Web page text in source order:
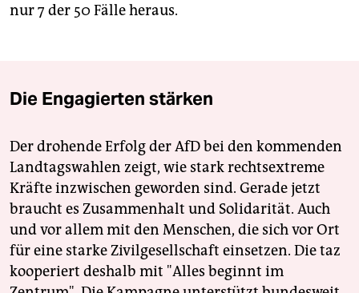
nur 7 der 50 Fälle heraus.
Die Engagierten stärken
Der drohende Erfolg der AfD bei den kommenden
Landtagswahlen zeigt, wie stark rechtsextreme
Kräfte inzwischen geworden sind. Gerade jetzt
braucht es Zusammenhalt und Solidarität. Auch
und vor allem mit den Menschen, die sich vor Ort
für eine starke Zivilgesellschaft einsetzen. Die taz
kooperiert deshalb mit "Alles beginnt im